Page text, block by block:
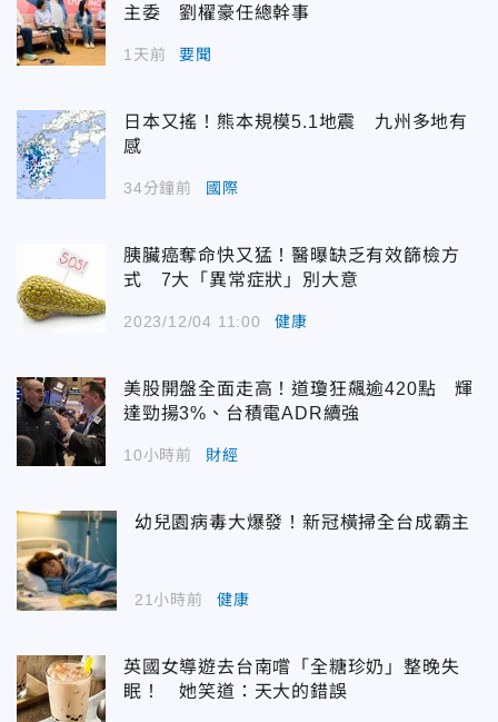
主委 劉櫂豪任總幹事
1天前 要聞
日本又搖！熊本規模5.1地震 九州多地有
感
34分鐘前 國際
胰臟癌奪命快又猛！醫曝缺乏有效篩檢方
式 7大「異常症狀」別大意
2023/12/04 11:00 健康
美股開盤全面走高！道瓊狂飆逾420點 輝
達勁揚3%、台積電ADR續強
10小時前 財經
幼兒園病毒大爆發！新冠橫掃全台成霸主
21小時前 健康
英國女導遊去台南嚐「全糖珍奶」整晚失
眠！ 她笑道：天大的錯誤